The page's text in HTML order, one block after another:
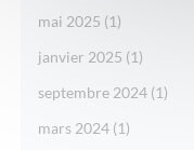
mai 2025 (1)
janvier 2025 (1)
septembre 2024(1)
mars 2024(1)